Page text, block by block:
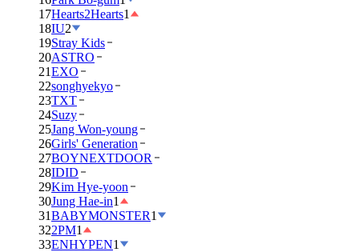
17Hearts2Hearts1
18IU2
19Stray Kids
20ASTRO
21EXO
22songhyekyo
23TXT
24Suzy
25Jang Won-young
26Girls' Generation
27BOYNEXTDOOR
28IDID
29Kim Hye-yoon
30Jung Hae-in1
31BABYMONSTER1
322PM1
33ENHYPEN1